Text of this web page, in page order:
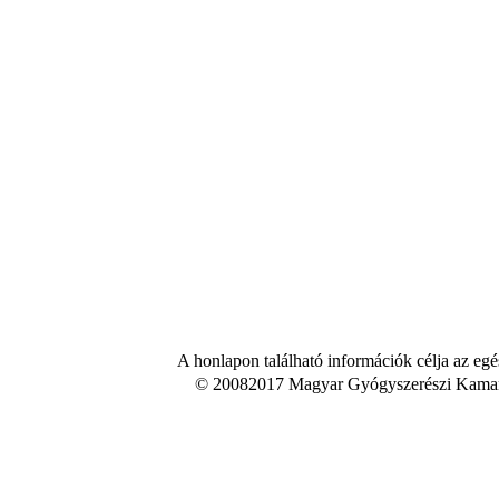
A honlapon található információk célja az
© 20082017 Magyar Gyógyszerészi